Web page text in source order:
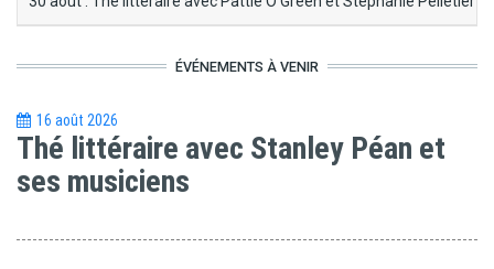
ÉVÉNEMENTS À VENIR
16 août 2026
Thé littéraire avec Stanley Péan et
ses musiciens